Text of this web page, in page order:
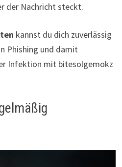
der Nachricht steckt.
kannst du dich zuverlässig
Phishing und damit
Infektion mit bitesolgemokz